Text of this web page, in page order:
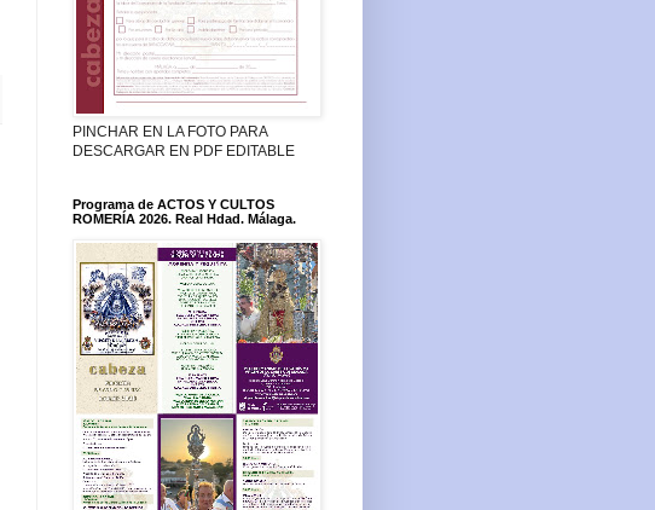
PINCHAR EN LA FOTO PARA
DESCARGAR EN PDF EDITABLE
Programa de ACTOS Y CULTOS
ROMERÍA 2026. Real Hdad. Málaga.